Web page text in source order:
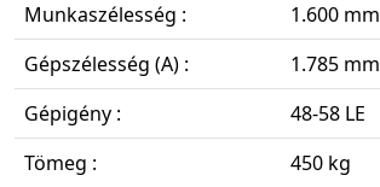
Munkaszélesség :
1.600 mm
Gépszélesség (A) :
1.785 mm
Gépigény :
48-58 LE
Tömeg :
450 kg